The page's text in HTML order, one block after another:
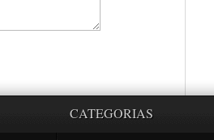
CATEGORIAS